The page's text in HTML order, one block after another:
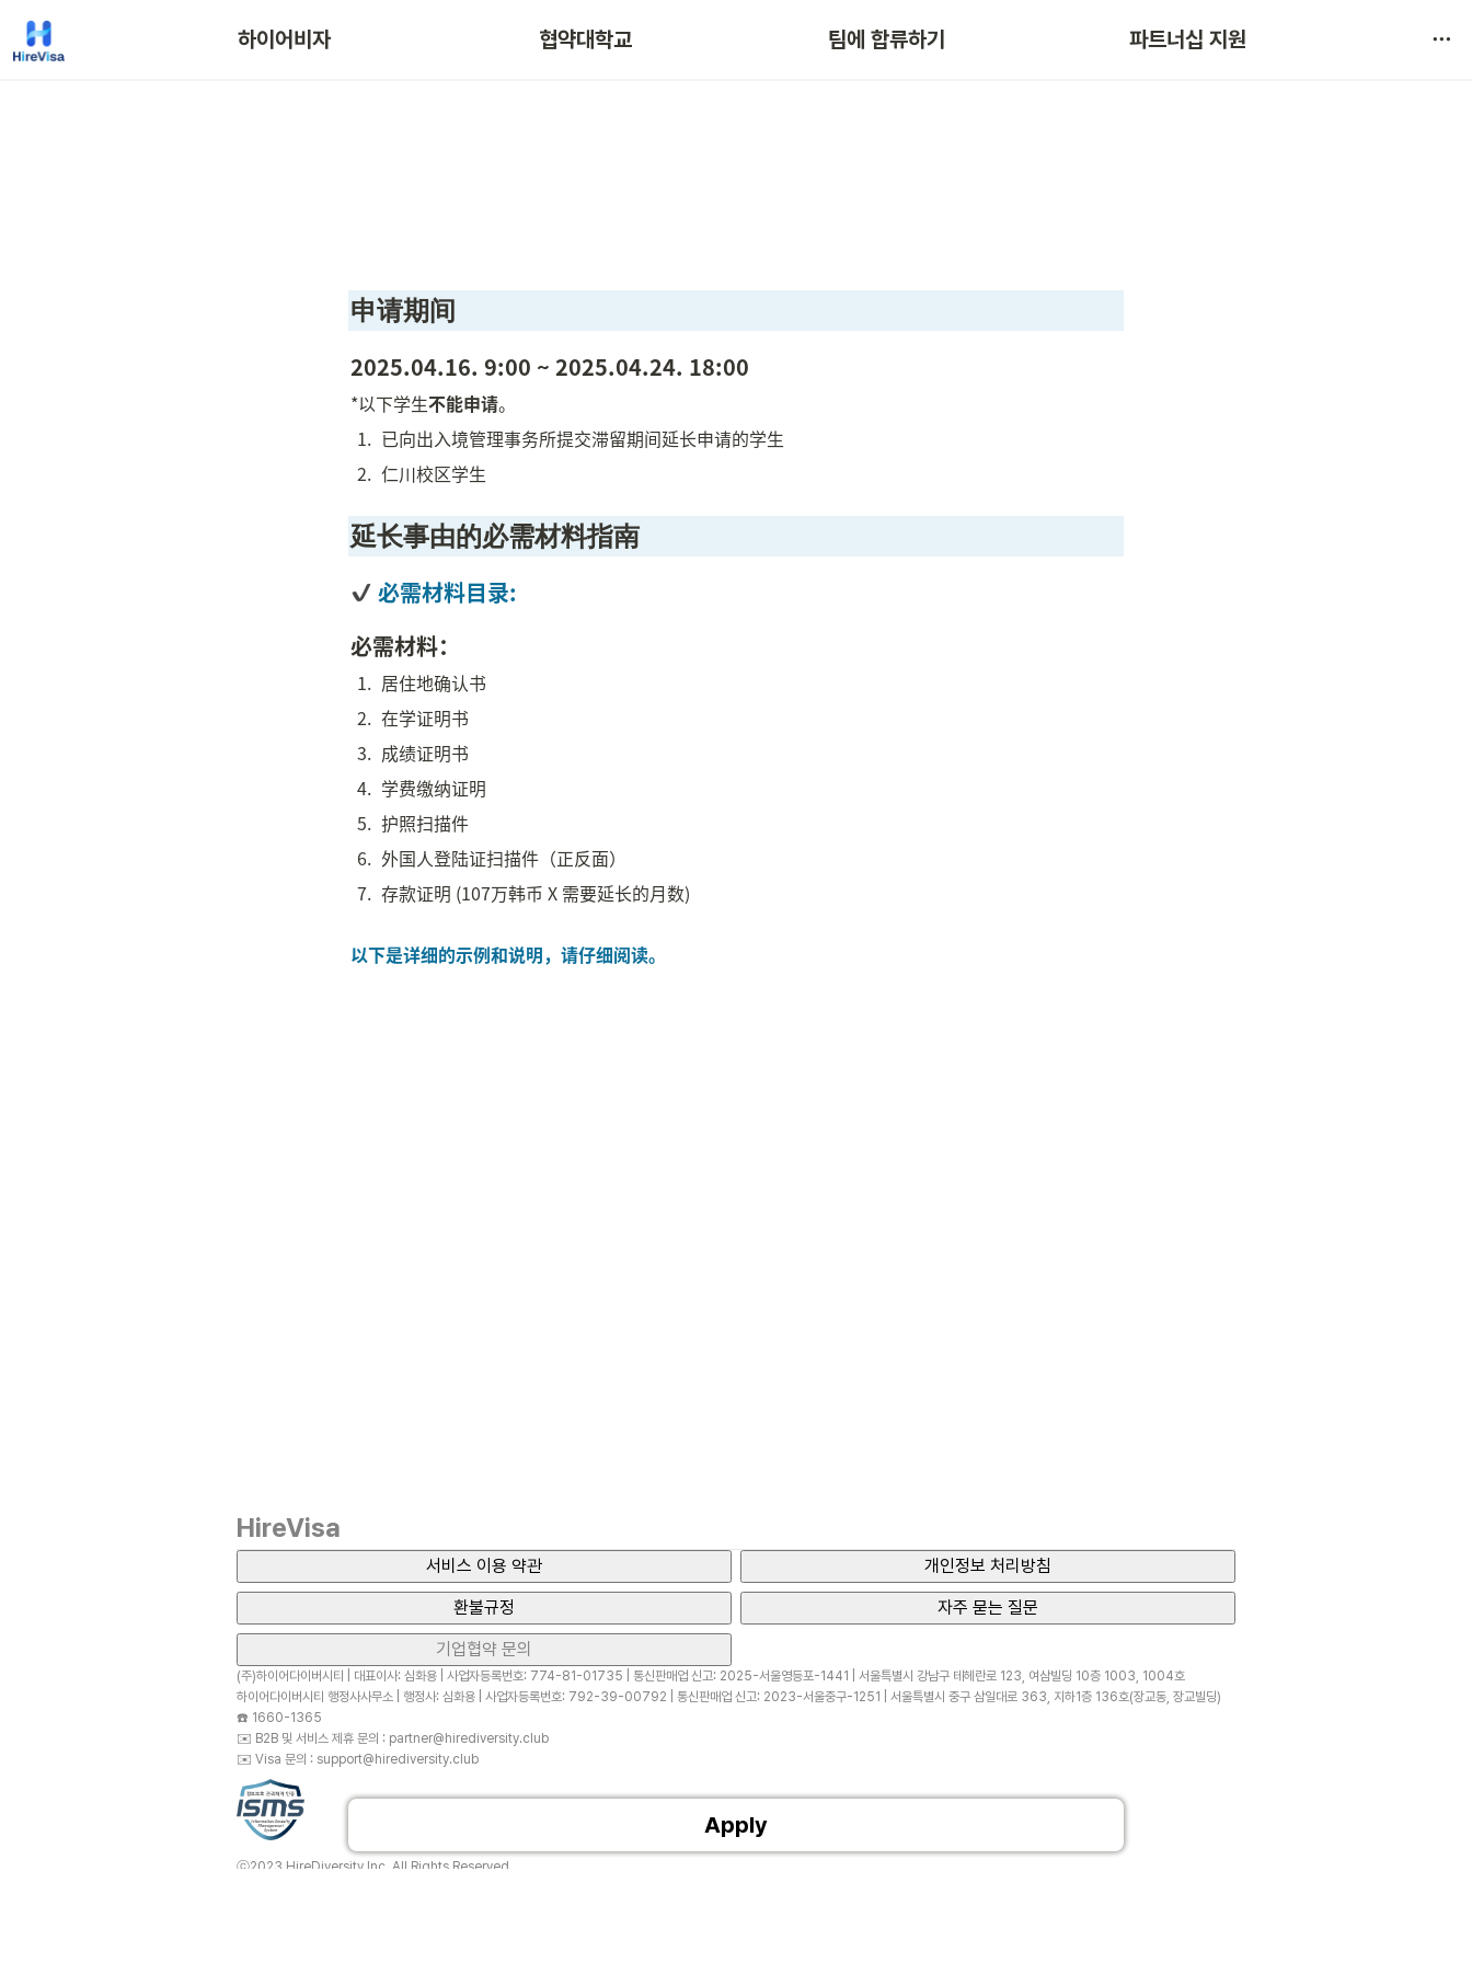
하이어비자 협약대학교 팀에 합류하기 파트너십 지원
서비스 불만 사항 제보
申请期间
2025.04.16. 9:00 ~ 2025.04.24. 18:00
*以下学生不能申请。
1. 已向出入境管理事务所提交滞留期间延长申请的学生
2. 仁川校区学生
延长事由的必需材料指南
必需材料目录:
必需材料：
1. 居住地确认书
2. 在学证明书
3. 成绩证明书
4. 学费缴纳证明
5. 护照扫描件
6. 外国人登陆证扫描件（正反面）
7. 存款证明 (107万韩币 X 需要延长的月数)
以下是详细的示例和说明，请仔细阅读。
HireVisa
서비스 이용 약관
개인정보 처리방침
환불규정
자주 묻는 질문
기업협약 문의
(주)하이어다이버시티 | 대표이사: 심화용 | 사업자등록번호: 774-81-01735 | 통신판매업 신고: 2025-서울영등포-1441 | 서울특별시 강남구 테헤란로 123, 여삼빌딩 10층 1003, 1004호
하이어다이버시티 행정사사무소 | 행정사: 심화용 | 사업자등록번호: 792-39-00792 | 통신판매업 신고: 2023-서울중구-1251 | 서울특별시 중구 삼일대로 363, 지하1층 136호(장교동, 장교빌딩)
☎️ 1660-1365
✉️ B2B 및 서비스 제휴 문의 : partner@hirediversity.club
✉️ Visa 문의 : support@hirediversity.club
ⓒ2023 HireDiversity Inc. All Rights Reserved.
Apply